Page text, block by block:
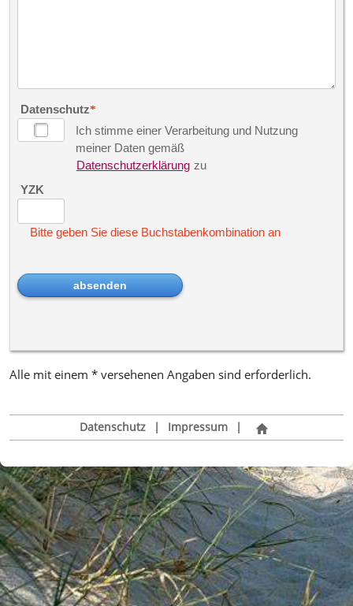
Datenschutz
Ich stimme einer Verarbeitung und Nutzung
meiner Daten gemäß
Datenschutzerklärung zu
YZK
Bitte geben Sie diese Buchstabenkombination an
Alle mit einem * versehenen Angaben sind erforderlich.
Datenschutz | Impressum |